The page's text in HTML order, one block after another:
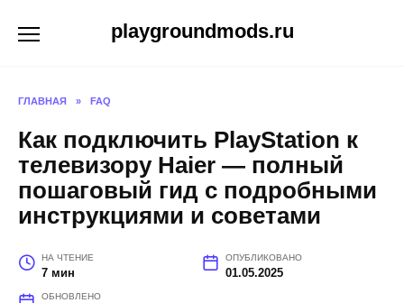
playgroundmods.ru
ГЛАВНАЯ » FAQ
Как подключить PlayStation к
телевизору Haier — полный
пошаговый гид с подробными
инструкциями и советами
НА ЧТЕНИЕ
7 мин
ОПУБЛИКОВАНО
01.05.2025
ОБНОВЛЕНО